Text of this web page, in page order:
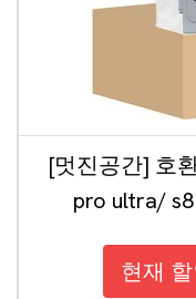
[멋진공간] 호
pro ultra/
현재